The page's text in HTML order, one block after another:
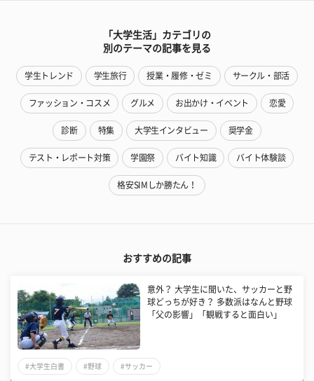
「大学生活」カテゴリの
別のテーマの記事を見る
学生トレンド 学生旅行 授業・履修・ゼミ サークル・部活
ファッション・コスメ グルメ お出かけ・イベント 恋愛
診断 特集 大学生インタビュー 奨学金
テスト・レポート対策 学園祭 バイト知識 バイト体験談
格安SIMしか勝たん！
おすすめの記事
意外？ 大学生に聞いた、サッカーと野
球どっちが好き？ 多数派はなんと野球
「父の影響」「観戦すると面白い」
#大学生白書 #野球 #サッカー